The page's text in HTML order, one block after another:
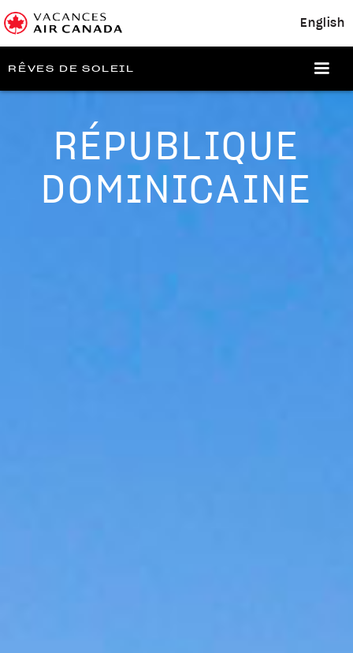
English
RÊVES DE SOLEIL
RÉPUBLIQUE
DOMINICAINE